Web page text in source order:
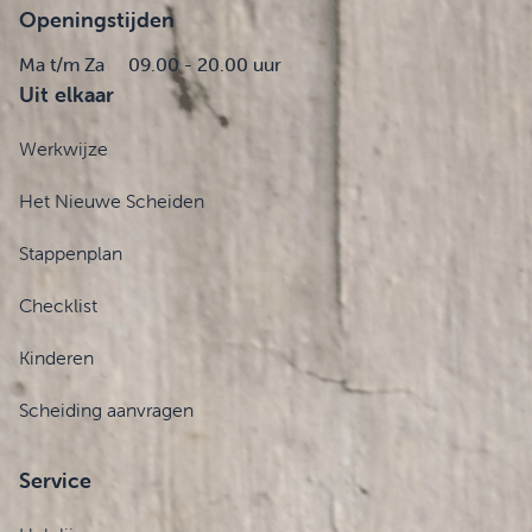
Openingstijden
Ma t/m Za 09.00 - 20.00 uur
Uit elkaar
Werkwijze
Het Nieuwe Scheiden
Stappenplan
Checklist
Kinderen
Scheiding aanvragen
Service